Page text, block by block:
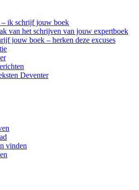
ik schrijf jouw boek
van het schrijven van jouw expertboek
jouw boek – herken deze excuses
Deventer
vinden